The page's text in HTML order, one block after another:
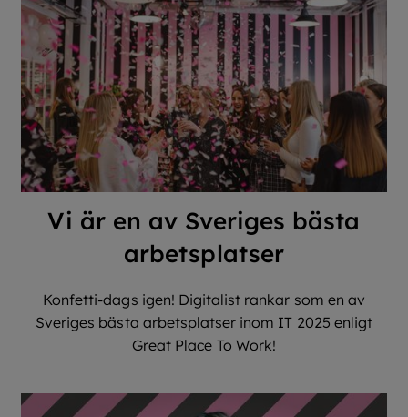
Vi är en av Sveriges bästa
arbetsplatser
Konfetti-dags igen! Digitalist rankar som en av
Sveriges bästa arbetsplatser inom IT 2025 enligt
Great Place To Work!